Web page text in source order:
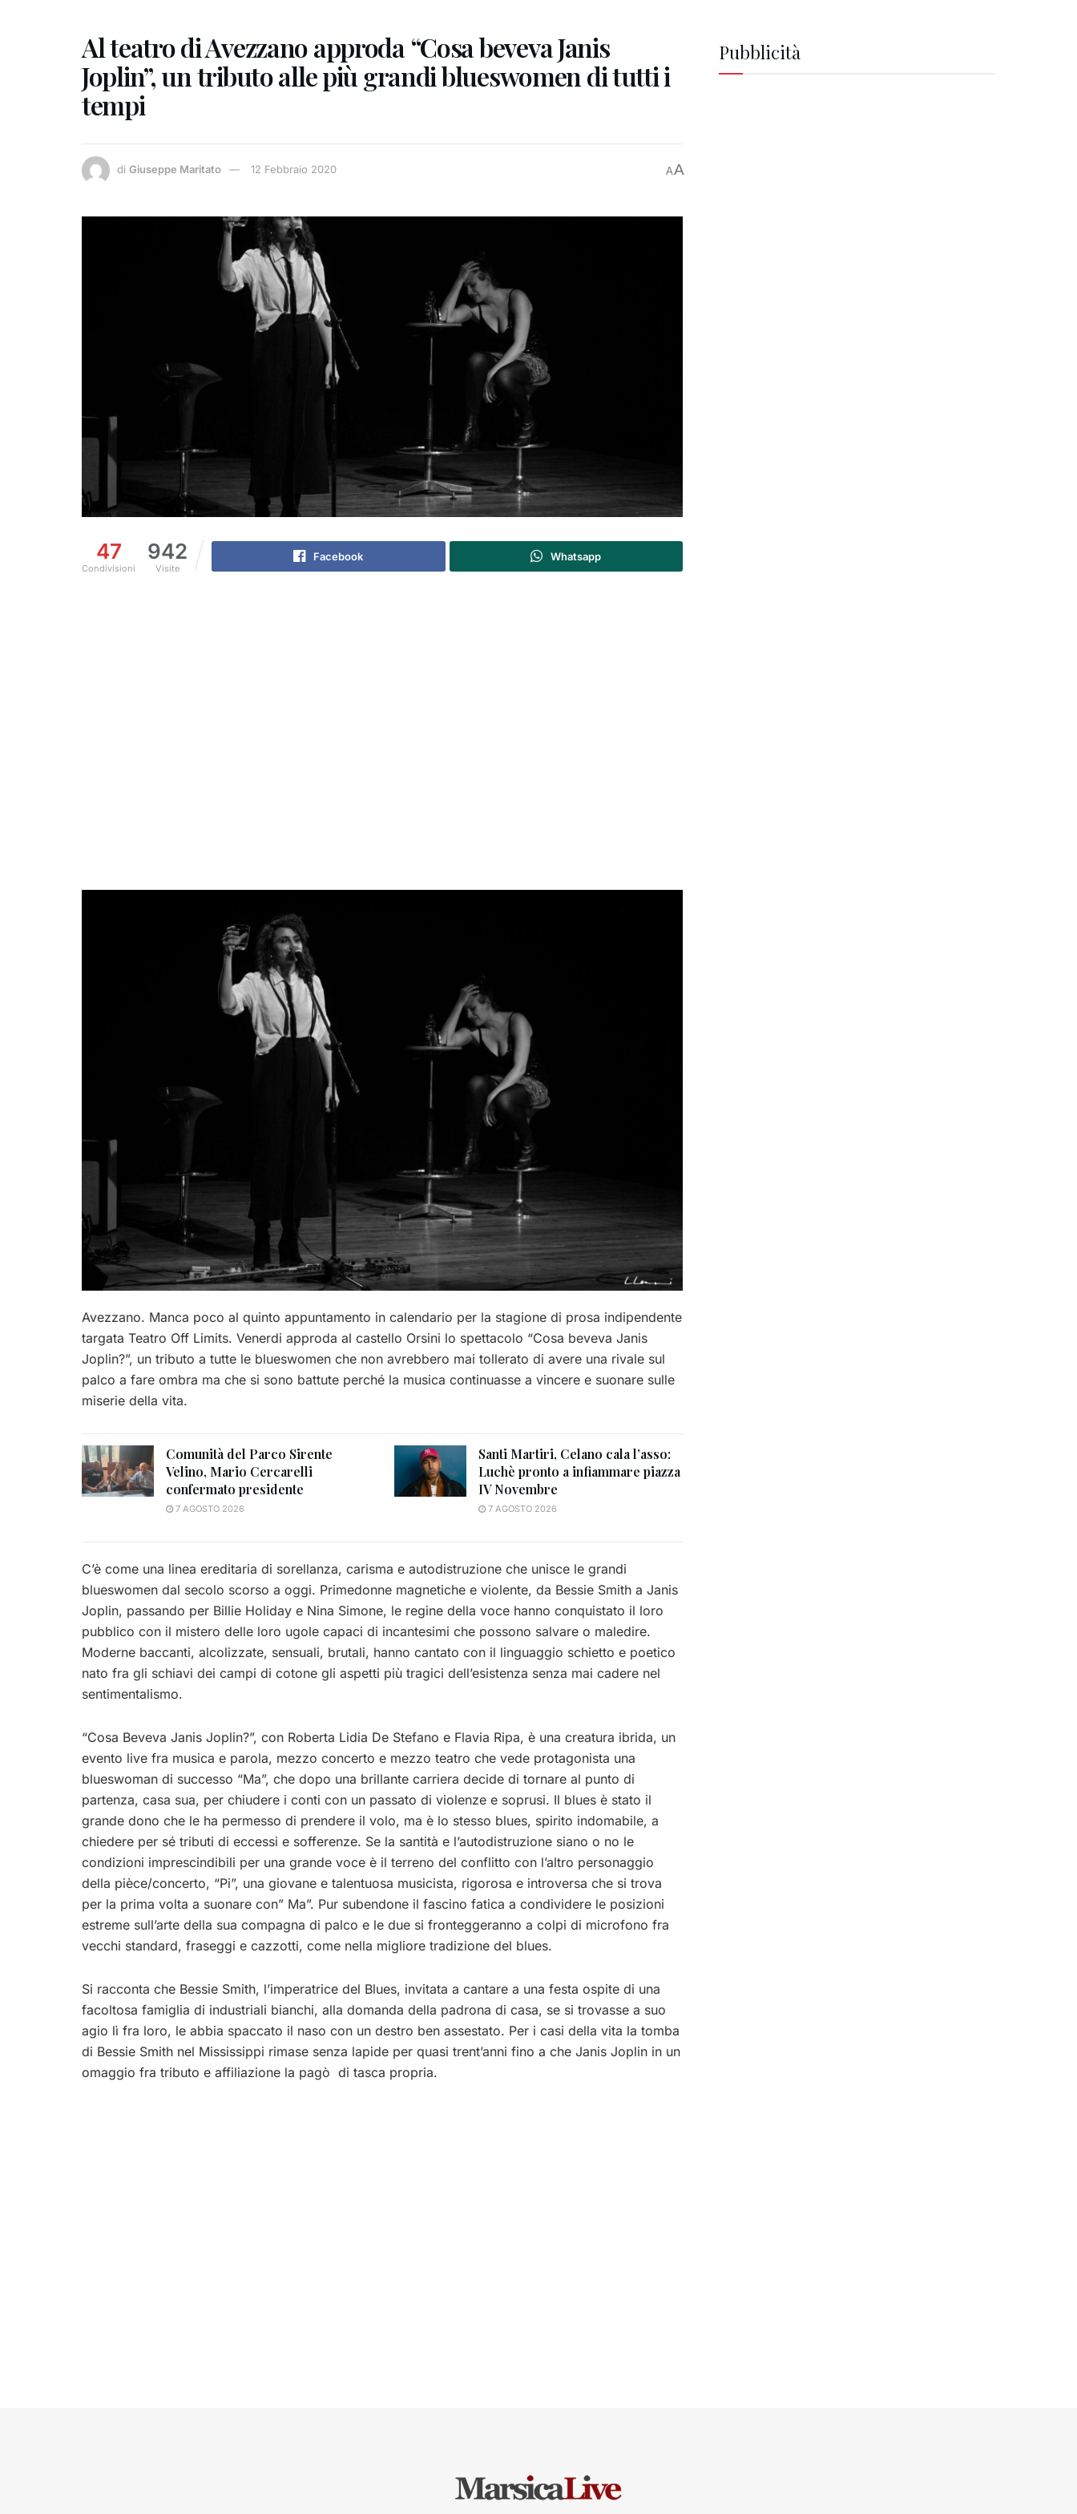
Al teatro di Avezzano approda “Cosa beveva Janis
Joplin”, un tributo alle più grandi blueswomen di tutti i
tempi
di Giuseppe Maritato 12 Febbraio 2020 AA
47
Condivisioni
942
Visite
Facebook Whatsapp
Avezzano. Manca poco al quinto appuntamento in calendario per la stagione di prosa indipendente
targata Teatro Off Limits. Venerdi approda al castello Orsini lo spettacolo “Cosa beveva Janis
Joplin?”, un tributo a tutte le blueswomen che non avrebbero mai tollerato di avere una rivale sul
palco a fare ombra ma che si sono battute perché la musica continuasse a vincere e suonare sulle
miserie della vita.
Comunità del Parco Sirente
Velino, Mario Cercarelli
confermato presidente
7 AGOSTO 2026
Santi Martiri, Celano cala l’asso:
Luchè pronto a infiammare piazza
IV Novembre
7 AGOSTO 2026
C’è come una linea ereditaria di sorellanza, carisma e autodistruzione che unisce le grandi
blueswomen dal secolo scorso a oggi. Primedonne magnetiche e violente, da Bessie Smith a Janis
Joplin, passando per Billie Holiday e Nina Simone, le regine della voce hanno conquistato il loro
pubblico con il mistero delle loro ugole capaci di incantesimi che possono salvare o maledire.
Moderne baccanti, alcolizzate, sensuali, brutali, hanno cantato con il linguaggio schietto e poetico
nato fra gli schiavi dei campi di cotone gli aspetti più tragici dell’esistenza senza mai cadere nel
sentimentalismo.
“Cosa Beveva Janis Joplin?”, con Roberta Lidia De Stefano e Flavia Ripa, è una creatura ibrida, un
evento live fra musica e parola, mezzo concerto e mezzo teatro che vede protagonista una
blueswoman di successo “Ma”, che dopo una brillante carriera decide di tornare al punto di
partenza, casa sua, per chiudere i conti con un passato di violenze e soprusi. Il blues è stato il
grande dono che le ha permesso di prendere il volo, ma è lo stesso blues, spirito indomabile, a
chiedere per sé tributi di eccessi e sofferenze. Se la santità e l’autodistruzione siano o no le
condizioni imprescindibili per una grande voce è il terreno del conflitto con l’altro personaggio
della pièce/concerto, “Pi”, una giovane e talentuosa musicista, rigorosa e introversa che si trova
per la prima volta a suonare con” Ma”. Pur subendone il fascino fatica a condividere le posizioni
estreme sull’arte della sua compagna di palco e le due si fronteggeranno a colpi di microfono fra
vecchi standard, fraseggi e cazzotti, come nella migliore tradizione del blues.
Si racconta che Bessie Smith, l’imperatrice del Blues, invitata a cantare a una festa ospite di una
facoltosa famiglia di industriali bianchi, alla domanda della padrona di casa, se si trovasse a suo
agio lì fra loro, le abbia spaccato il naso con un destro ben assestato. Per i casi della vita la tomba
di Bessie Smith nel Mississippi rimase senza lapide per quasi trent’anni fino a che Janis Joplin in un
omaggio fra tributo e affiliazione la pagò di tasca propria.
Pubblicità